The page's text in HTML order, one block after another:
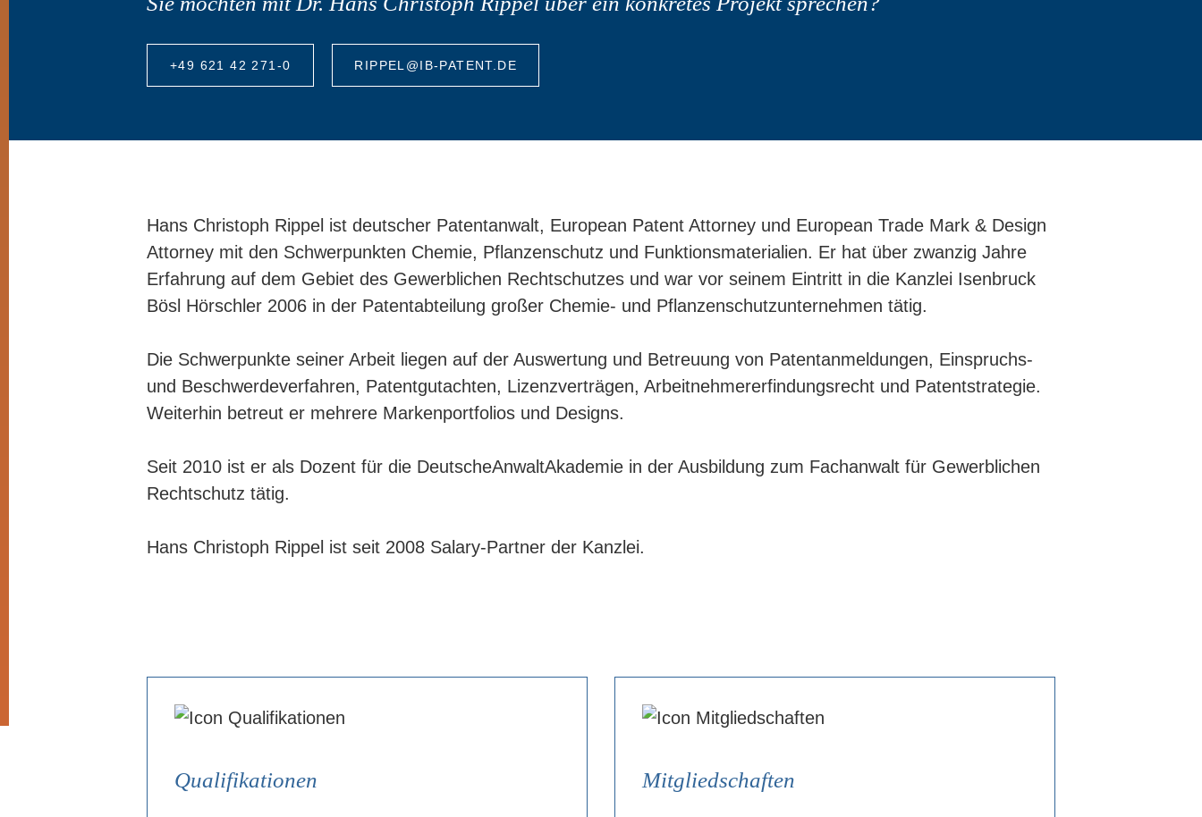
+49 621 42 271-0 RIPPEL@IB-PATENT.DE
Hans Christoph Rippel ist deutscher Patentanwalt, European Patent Attorney und European Trade Mark & Design
Attorney mit den Schwerpunkten Chemie, Pflanzenschutz und Funktionsmaterialien. Er hat über zwanzig Jahre
Erfahrung auf dem Gebiet des Gewerblichen Rechtschutzes und war vor seinem Eintritt in die Kanzlei Isenbruck
Bösl Hörschler 2006 in der Patentabteilung großer Chemie- und Pflanzenschutzunternehmen tätig.
Die Schwerpunkte seiner Arbeit liegen auf der Auswertung und Betreuung von Patentanmeldungen, Einspruchs-
und Beschwerdeverfahren, Patentgutachten, Lizenzverträgen, Arbeitnehmererfindungsrecht und Patentstrategie.
Weiterhin betreut er mehrere Markenportfolios und Designs.
Seit 2010 ist er als Dozent für die DeutscheAnwaltAkademie in der Ausbildung zum Fachanwalt für Gewerblichen
Rechtschutz tätig.
Hans Christoph Rippel ist seit 2008 Salary-Partner der Kanzlei.
Qualifikationen Mitgliedschaften